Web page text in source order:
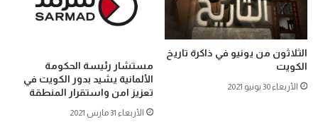
الثلاثون من يونيو في ذاكرة تاريخ
الكويت
الأربعاء 30 يونيو 2021
مستشار رئيسة الحكومة
الألمانية يشيد بدور الكويت في
تعزيز امن واستقرار المنطقة
الأربعاء 31 مارس 2021